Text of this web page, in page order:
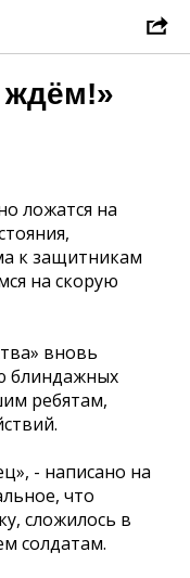
ложатся на
к защитникам
на скорую
вновь
блиндажных
ребятам,
- написано на
что
сложилось в
солдатам.